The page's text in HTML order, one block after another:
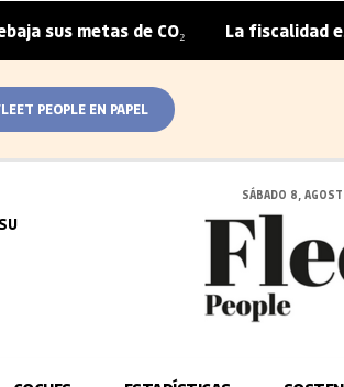
de CO₂ | La fiscalidad española
PEOPLE EN PAPEL
SÁBADO 8,